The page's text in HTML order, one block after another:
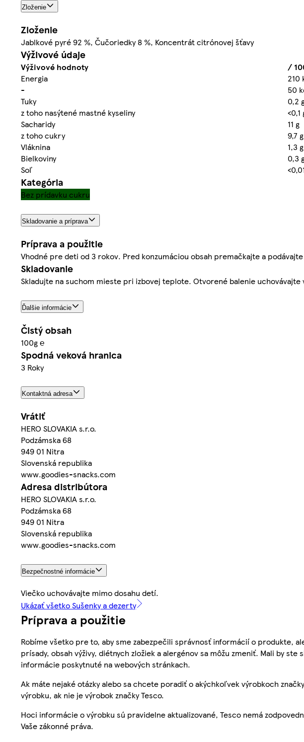
Zloženie
Zloženie
Jablkové pyré 92 %, Čučoriedky 8 %, Koncentrát citrónovej šťavy
Výživové údaje
Výživové hodnoty
/
Energia
210
-
50
Tuky
0,2
z toho nasýtené mastné kyseliny
<0,1
Sacharidy
11 g
z toho cukry
9,7 g
Vláknina
1,3 g
Bielkoviny
0,3
Soľ
Kategória
Bez prídavku cukru
Skladovanie a príprava
Príprava a použitie
Vhodné pre deti od 3 rokov. Pred konzumáciou obsah premačkajte a
Skladovanie
Skladujte na suchom mieste pri izbovej teplote. Otvorené balenie
Ďalšie informácie
Čistý obsah
100g ℮
Spodná veková hranica
3 Roky
Kontaktná adresa
Vrátiť
HERO SLOVAKIA s.r.o.
Podzámska 68
949 01 Nitra
Slovenská republika
www.goodies-snacks.com
Adresa distribútora
HERO SLOVAKIA s.r.o.
Podzámska 68
949 01 Nitra
Slovenská republika
www.goodies-snacks.com
Bezpečnostné informácie
Viečko uchovávajte mimo dosahu detí.
Ukázať všetko Sušenky a dezerty
Príprava a použitie
Robíme všetko pre to, aby sme zabezpečili správnosť informácií o produkte,
prísady, obsah výživy, diétnych zložiek a alergénov sa môžu zmeniť. Mali by
informácie poskytnuté na webových stránkach.
Ak máte nejaké otázky alebo sa chcete poradiť o akýchkoľvek výrobkoch
výrobku, ak nie je výrobok značky Tesco.
Hoci informácie o výrobku sú pravidelne aktualizované, Tesco nemá
Vaše zákonné práva.